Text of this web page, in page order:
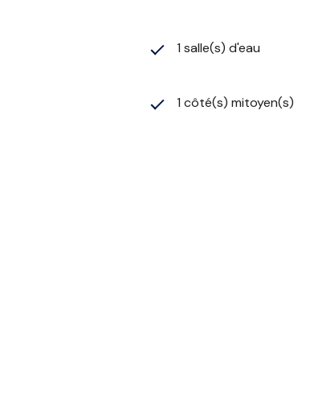
1 salle(s) d'eau
1 côté(s) mitoyen(s)